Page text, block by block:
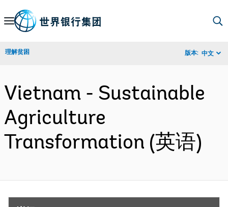
Skip
Navigation
理解贫困 版本: 中文
Vietnam - Sustainable
Agriculture
Transformation (英语)